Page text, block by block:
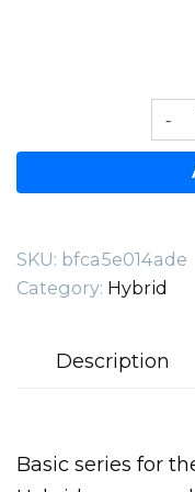
SKU: bfca5e014ade
Category: Hybrid
Description
Basic series for